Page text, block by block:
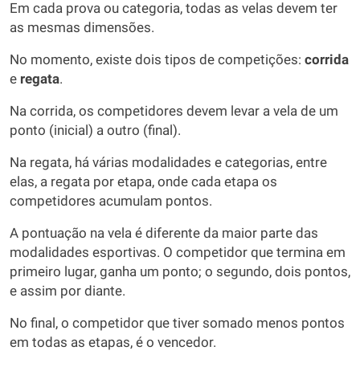
Em cada prova ou categoria, todas as velas devem ter
as mesmas dimensões.
No momento, existe dois tipos de competições: corrida
e regata.
Na corrida, os competidores devem levar a vela de um
ponto (inicial) a outro (final).
Na regata, há várias modalidades e categorias, entre
elas, a regata por etapa, onde cada etapa os
competidores acumulam pontos.
A pontuação na vela é diferente da maior parte das
modalidades esportivas. O competidor que termina em
primeiro lugar, ganha um ponto; o segundo, dois pontos,
e assim por diante.
No final, o competidor que tiver somado menos pontos
em todas as etapas, é o vencedor.